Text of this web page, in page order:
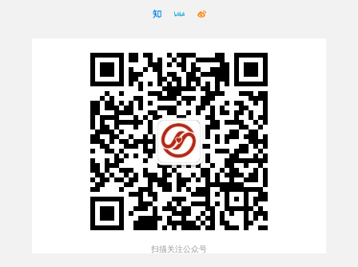
扫描关注公众号